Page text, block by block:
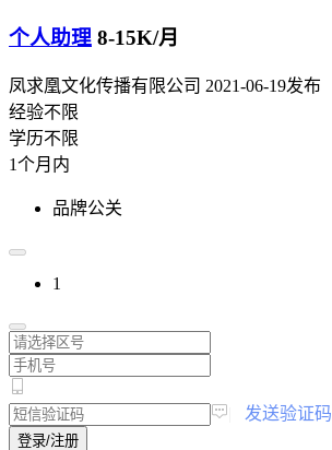
个人助理 8-15K/月
凤求凰文化传播有限公司 2021-06-19发布
经验不限
学历不限
1个月内
品牌公关
1
发送验证码
登录/注册